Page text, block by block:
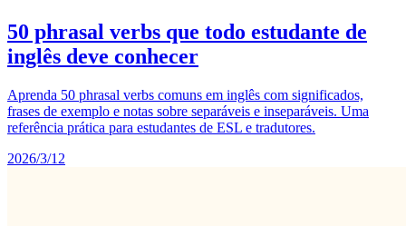
50 phrasal verbs que todo estudante de
inglês deve conhecer
Aprenda 50 phrasal verbs comuns em inglês com significados,
frases de exemplo e notas sobre separáveis e inseparáveis. Uma
referência prática para estudantes de ESL e tradutores.
2026/3/12